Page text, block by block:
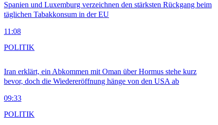
Spanien und Luxemburg verzeichnen den stärksten Rückgang beim
täglichen Tabakkonsum in der EU
11:08
Iran erklärt, ein Abkommen mit Oman über Hormus stehe kurz
bevor, doch die Wiedereröffnung hänge von den USA ab
09:33
POLITIK
POLITIK